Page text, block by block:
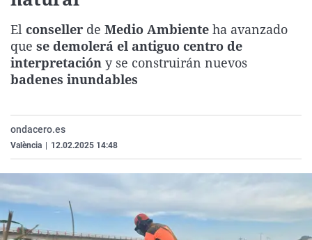
Gente viajera
Como el perro y el
Retornados
Equipo de
Galicia
La Rioja
Televisión
Elecciones
El conseller de Medio Ambiente ha avanzado
que se demolerá el antiguo centro de
interpretación y se construirán nuevos
badenes inundables
ondacero.es
València 12.02.2025 14:48